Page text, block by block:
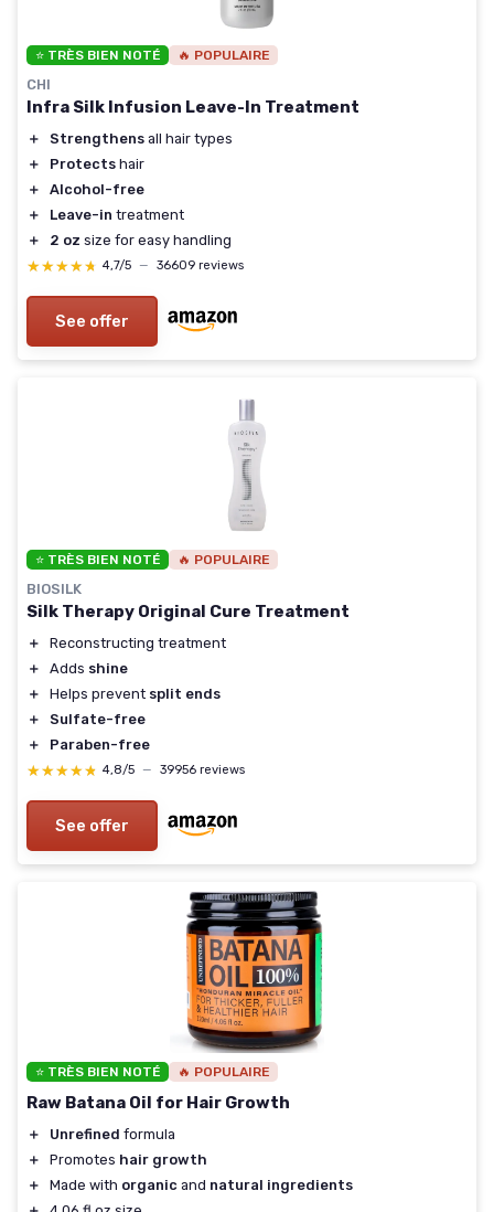
⭐ TRÈS BIEN NOTÉ 🔥 POPULAIRE
CHI
Infra Silk Infusion Leave-In Treatment
＋ Strengthens all hair types
＋
Protects hair
＋
Alcohol-free
＋
Leave-in treatment
＋
2 oz size for easy handling
★★★★★
★★★★★ 4,7/5 — 36609 reviews
See offer
⭐ TRÈS BIEN NOTÉ 🔥 POPULAIRE
BIOSILK
Silk Therapy Original Cure Treatment
＋
Reconstructing treatment
＋
Adds shine
＋
Helps prevent split ends
＋
Sulfate-free
＋
Paraben-free
★★★★★
★★★★★ 4,8/5 — 39956 reviews
See offer
⭐ TRÈS BIEN NOTÉ 🔥 POPULAIRE
Raw Batana Oil for Hair Growth
＋ Unrefined formula
＋
Promotes hair growth
＋
Made with organic and natural ingredients